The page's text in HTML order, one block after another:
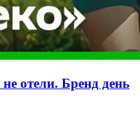
отели. Бренд день